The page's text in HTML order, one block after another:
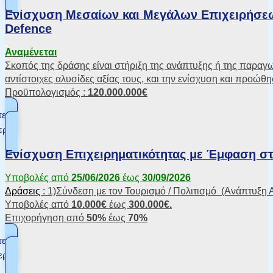
Ενίσχυση Μεσαίων και Μεγάλων
Defence
Αναμένεται
Σκοπός της δράσης είναι στήριξη της ανάπτυξης ή της
αντίστοιχες αλυσίδες αξίας τους, και την ενίσχυση και
Προϋπολογισμός : 120.000.000€
Ενίσχυση Επιχειρηματικότητας με Έμφαση
Υποβολές από 25/06/2026 έως 30/09/2026
Δράσεις : 1)Σύνδεση με τον Τουρισμό / Πολιτισμό
Υποβολές από 10.000€ έως 300.000€.
Επιχορήγηση από 50% έως 70%